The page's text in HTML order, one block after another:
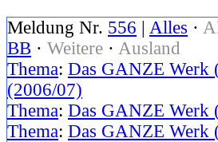
Meldung Nr. 556 | Alles ·
BB · Weitere · Ausland
Thema: Das GANZE Werk
(2006/07)
Thema: Das GANZE Werk
Thema: Das GANZE Werk